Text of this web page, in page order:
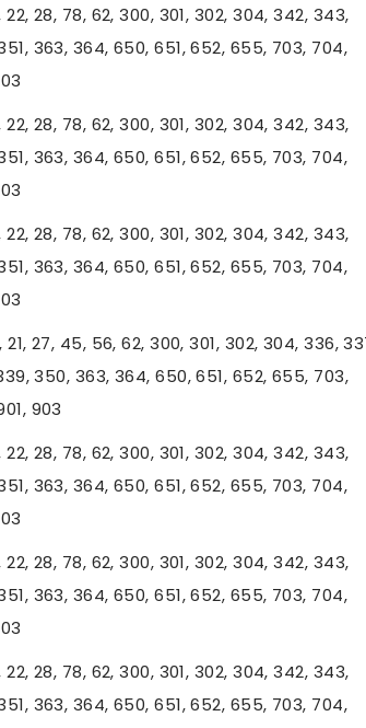
22, 28, 78, 62, 300, 301, 302, 304, 342, 343,
363, 364, 650, 651, 652, 655, 703, 704,
22, 28, 78, 62, 300, 301, 302, 304, 342, 343,
363, 364, 650, 651, 652, 655, 703, 704,
22, 28, 78, 62, 300, 301, 302, 304, 342, 343,
363, 364, 650, 651, 652, 655, 703, 704,
21, 27, 45, 56, 62, 300, 301, 302, 304, 336,
350, 363, 364, 650, 651, 652, 655, 703,
903
22, 28, 78, 62, 300, 301, 302, 304, 342, 343,
363, 364, 650, 651, 652, 655, 703, 704,
22, 28, 78, 62, 300, 301, 302, 304, 342, 343,
363, 364, 650, 651, 652, 655, 703, 704,
22, 28, 78, 62, 300, 301, 302, 304, 342, 343,
363, 364, 650, 651, 652, 655, 703, 704,